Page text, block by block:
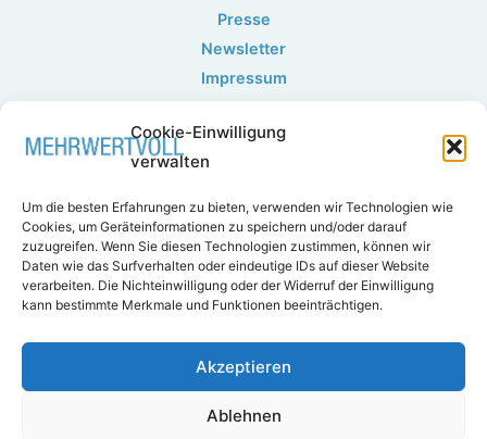
Cookie-Einwilligung
verwalten
Um die besten Erfahrungen zu bieten, verwenden wir Technologien wie
Cookies, um Geräteinformationen zu speichern und/oder darauf
zuzugreifen. Wenn Sie diesen Technologien zustimmen, können wir
Daten wie das Surfverhalten oder eindeutige IDs auf dieser Website
verarbeiten. Die Nichteinwilligung oder der Widerruf der Einwilligung
kann bestimmte Merkmale und Funktionen beeinträchtigen.
Akzeptieren
Ablehnen
Presse
Newsletter
Impressum
Datenschutzerklärung
Copyright © 2026 MEHRWERTVOLL
Anas Alhakim, Christine Pohl